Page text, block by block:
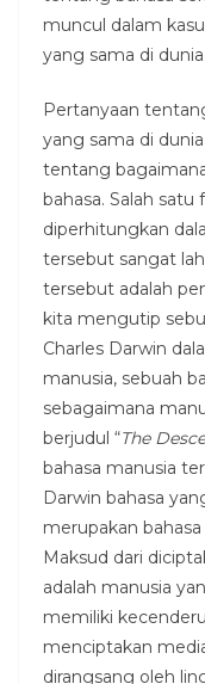
muncul dalam
yang sama di dunia
Pertanyaan
yang sama di
tentang
bahasa. Salah
diperhitungkan
tersebut sangat
tersebut adalah
kita mengutip
Charles Darwin
manusia, sebuah
sebagaimana
berjudul “The
bahasa manusia
Darwin bahasa
merupakan
Maksud dari
adalah manusia
memiliki
menciptakan
dirangsang oleh